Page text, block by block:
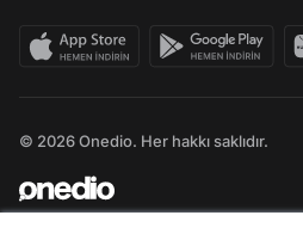
© 2026 Onedio. Her hakkı saklıdır.